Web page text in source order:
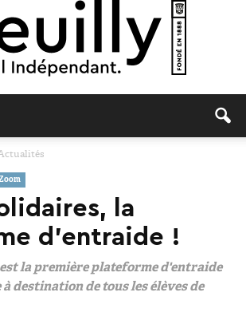
la
d’entraide !
la première plateforme d'entraide
destination de tous les élèves de